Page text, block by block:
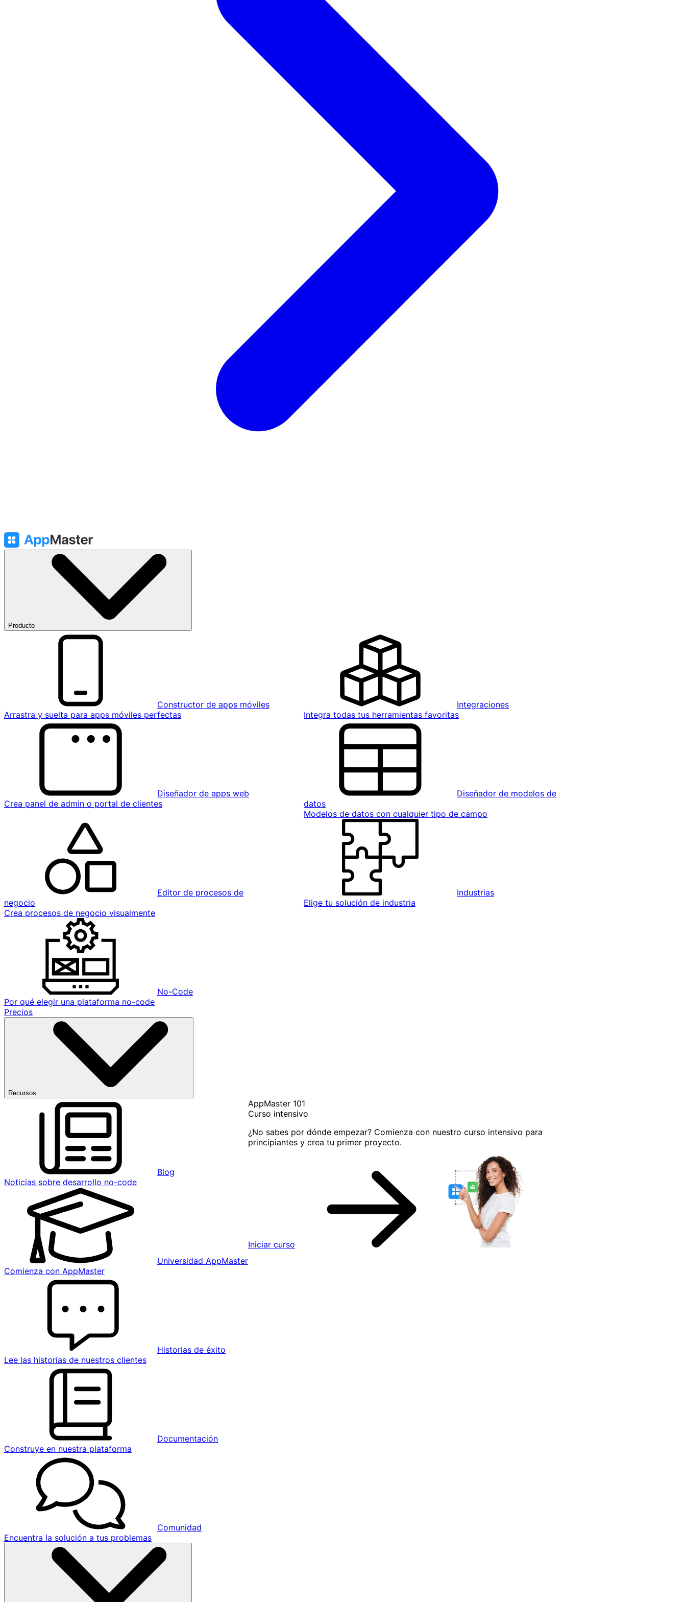
Producto
Constructor de apps móviles
Arrastra y suelta para apps móviles perfectas
Integraciones
Integra todas tus herramientas favoritas
Diseñador de apps web
Crea panel de admin o portal de clientes
Diseñador de modelos de
datos
Modelos de datos con cualquier tipo de campo
Editor de procesos de
negocio
Crea procesos de negocio visualmente
Industrias
Elige tu solución de industria
No-Code
Por qué elegir una plataforma no-code
Precios
Recursos
Blog
Noticias sobre desarrollo no-code
Universidad AppMaster
Comienza con AppMaster
Historias de éxito
Lee las historias de nuestros clientes
Documentación
Construye en nuestra plataforma
Comunidad
Encuentra la solución a tus problemas
AppMaster 101
Curso intensivo
¿No sabes por dónde empezar? Comienza con nuestro curso intensivo para
principiantes y crea tu primer proyecto.
Iniciar curso